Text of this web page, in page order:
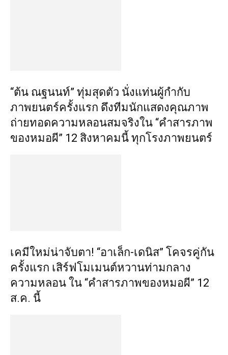
“ต้น ณฐนนท์” ทุ่มสุดตัว นั่งแท่นผู้กำกับ
ภาพยนตร์ครั้งแรก ดึงทีมนักแสดงคุณภาพ
ถ่ายทอดความหลอนสมจริงใน “คำสารภาพ
ของหมอผี” 12 สิงหาคมนี้ ทุกโรงภาพยนตร์
เคมีใหม่น่าจับตา! “อาเล็ก-เดนิส” โคจรคู่กัน
ครั้งแรก เสิร์ฟโมเมนต์หวานท่ามกลาง
ความหลอน ใน “คำสารภาพของหมอผี” 12
ส.ค. นี้